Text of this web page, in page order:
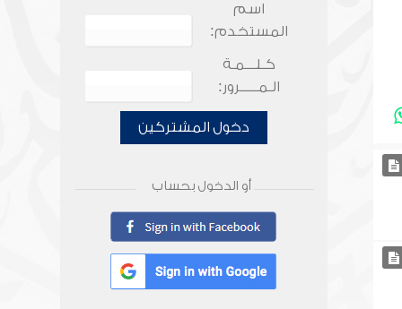
اسم
المستخدم:
كـلـــمـة
الـمـــــرور:
دخول المشتركين
أو الدخول بحساب